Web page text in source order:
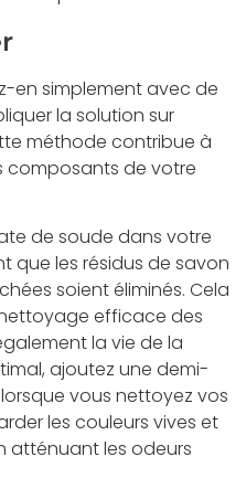
en simplement avec de
la solution sur
méthode contribue à
composants de votre
de soude dans votre
que les résidus de savon
soient éliminés. Cela
efficace des
la vie de la
ajoutez une demi-
vous nettoyez vos
les couleurs vives et
atténuant les odeurs